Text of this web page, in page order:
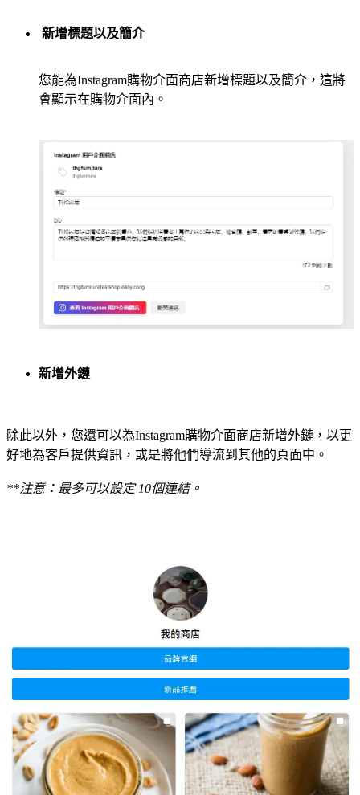
新增標題以及簡介
您能為Instagram購物介面商店新增標題以及簡介，這將
會顯示在購物介面內。
新增外鏈
除此以外，您還可以為Instagram購物介面商店新增外鏈，以更
好地為客戶提供資訊，或是將他們導流到其他的頁面中。
**注意：最多可以設定 10個連結。